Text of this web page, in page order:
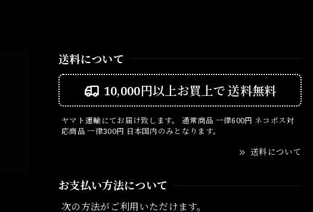
送料について
10,000円以上お買上で送料無料
ヤマト運輸にてお届け致します。 通常商品 一律600円 ネコポス対
応商品 一律300円 日本国内のみとなります。
送料について
お支払い方法について
次の方法がご利用いただけます。